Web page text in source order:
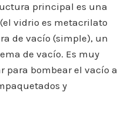
principal es una
vidrio es metacrilato
de vacío (simple), un
de vacío. Es muy
para bombear el vacío a
y